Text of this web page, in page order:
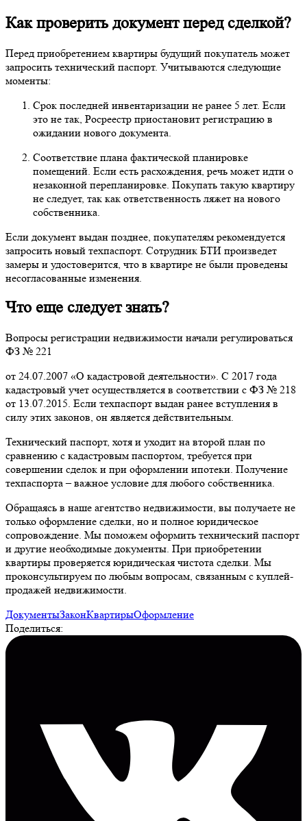
Как проверить документ перед сделкой?
Перед приобретением квартиры будущий покупатель может
запросить технический паспорт. Учитываются следующие
моменты:
Срок последней инвентаризации не ранее 5 лет. Если
это не так, Росреестр приостановит регистрацию в
ожидании нового документа.
Соответствие плана фактической планировке
помещений. Если есть расхождения, речь может идти о
незаконной перепланировке. Покупать такую квартиру
не следует, так как ответственность ляжет на нового
собственника.
Если документ выдан позднее, покупателям рекомендуется
запросить новый техпаспорт. Сотрудник БТИ произведет
замеры и удостоверится, что в квартире не были проведены
несогласованные изменения.
Что еще следует знать?
Вопросы регистрации недвижимости начали регулироваться
ФЗ № 221
от 24.07.2007 «О кадастровой деятельности». С 2017 года
кадастровый учет осуществляется в соответствии с ФЗ № 218
от 13.07.2015. Если техпаспорт выдан ранее вступления в
силу этих законов, он является действительным.
Технический паспорт, хотя и уходит на второй план по
сравнению с кадастровым паспортом, требуется при
совершении сделок и при оформлении ипотеки. Получение
техпаспорта – важное условие для любого собственника.
Обращаясь в наше агентство недвижимости, вы получаете не
только оформление сделки, но и полное юридическое
сопровождение. Мы поможем оформить технический паспорт
и другие необходимые документы. При приобретении
квартиры проверяется юридическая чистота сделки. Мы
проконсультируем по любым вопросам, связанным с куплей-
продажей недвижимости.
ДокументыЗаконКвартирыОформление
Поделиться: